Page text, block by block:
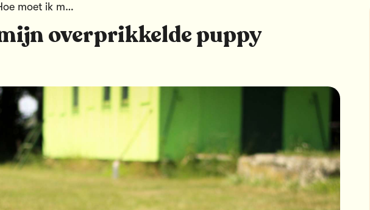
Hoe moet ik mijn overprikkelde puppy kalmeren?
overprikkelde puppy